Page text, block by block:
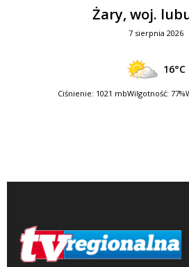
Żary, woj.
7 sierpnia 2026
16°C
Ciśnienie: 1021 mbWilgotność: 77%